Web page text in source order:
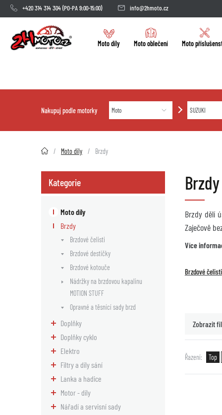
+420 314 314 304(PO-PA 9:00-15:00) info@2hmoto.cz
Moto díly Moto oblečení Moto
Nakupuj podle motorky
2HMOTO.cz Moto díly Brzdy
Kategorie
Moto díly
Brzdy
Brzdové čelisti
Brzdové destičky
Brzdové kotouče
Nádržky na brzdovou kapalinu
MOTION STUFF
Opravné a těsnící sady brzd
Doplňky
Doplňky cyklo
Elektro
Filtry a díly sání
Lanka a hadice
Motor - díly
Nářadí a servisní sady
Brzdy dělí
Zaječově
Více
Brzdové čelisti
Zobrazit
Řazení Top